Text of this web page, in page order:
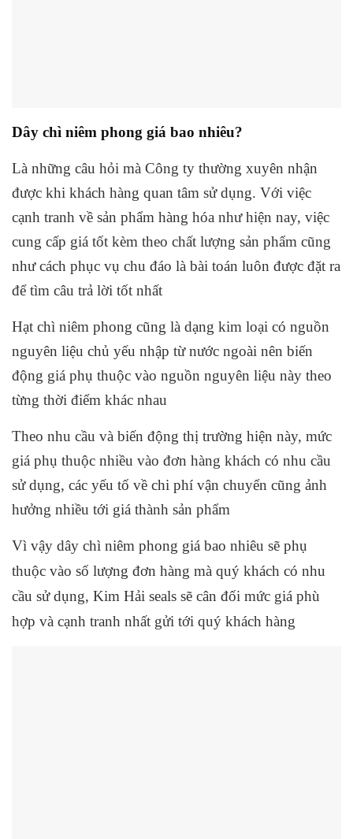
Dây chì niêm phong giá bao nhiêu?
Là những câu hỏi mà Công ty thường xuyên nhận
được khi khách hàng quan tâm sử dụng. Với việc
cạnh tranh về sản phẩm hàng hóa như hiện nay, việc
cung cấp giá tốt kèm theo chất lượng sản phẩm cũng
như cách phục vụ chu đáo là bài toán luôn được đặt ra
để tìm câu trả lời tốt nhất
Hạt chì niêm phong cũng là dạng kim loại có nguồn
nguyên liệu chủ yếu nhập từ nước ngoài nên biến
động giá phụ thuộc vào nguồn nguyên liệu này theo
từng thời điểm khác nhau
Theo nhu cầu và biến động thị trường hiện này, mức
giá phụ thuộc nhiều vào đơn hàng khách có nhu cầu
sử dụng, các yếu tố về chi phí vận chuyển cũng ảnh
hưởng nhiều tới giá thành sản phẩm
Vì vậy dây chì niêm phong giá bao nhiêu sẽ phụ
thuộc vào số lượng đơn hàng mà quý khách có nhu
cầu sử dụng, Kim Hải seals sẽ cân đối mức giá phù
hợp và cạnh tranh nhất gửi tới quý khách hàng